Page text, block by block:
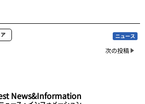
ニュース
次の投稿
News&Information